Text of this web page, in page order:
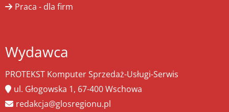
Praca - dla firm
Wydawca
PROTEKST Komputer Sprzedaż-Usługi-Serwis
ul. Głogowska 1, 67-400 Wschowa
redakcja@glosregionu.pl